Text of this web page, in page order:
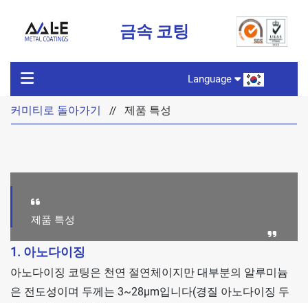
금속 코팅
Language
커미티로 돌아가기
제품
커미티로 돌아가기 // 제품 특성
제품 특성
1. 아노다이징
아노다이징 코팅은 천연 절연체이지만 대부분의 알루미늄
은 전도성이며 두께는 3~28μm입니다(경질 아노다이징 두